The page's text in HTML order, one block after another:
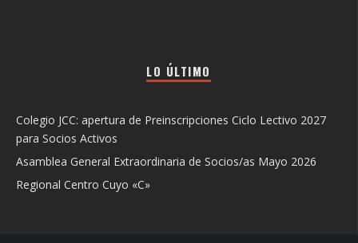
LO ÚLTIMO
Colegio JCC: apertura de Preinscripciones Ciclo Lectivo 2027
para Socios Activos
Asamblea General Extraordinaria de Socios/as Mayo 2026
Regional Centro Cuyo «C»